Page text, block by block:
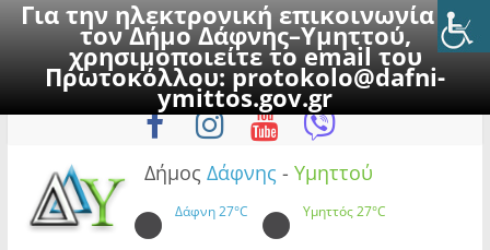
Για την ηλεκτρονική επικοινωνία με
τον Δήμο Δάφνης–Υμηττού,
χρησιμοποιείτε το email του
Πρωτοκόλλου:protokolo@dafni-
ymittos.gov.gr
to
Δευτέρα, 10 Αυγούστου 2026
Δήμος Δάφνης - Υμηττού
Δάφνη27°C Υμηττός27°C